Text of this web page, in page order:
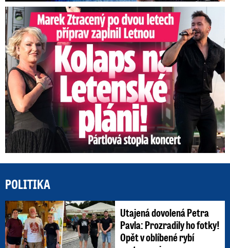
Marek Ztracený na Letné: Pártlová stopla koncert
POLITIKA
Utajená dovolená Petra
Pavla: Prozradily ho fotky!
Opět v oblíbené rybí